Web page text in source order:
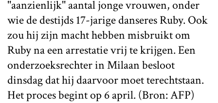
''aanzienlijk'' aantal jonge vrouwen, onder
wie de destijds 17-jarige danseres Ruby. Ook
zou hij zijn macht hebben misbruikt om
Ruby na een arrestatie vrij te krijgen. Een
onderzoeksrechter in Milaan besloot
dinsdag dat hij daarvoor moet terechtstaan.
Het proces begint op 6 april. (Bron: AFP)